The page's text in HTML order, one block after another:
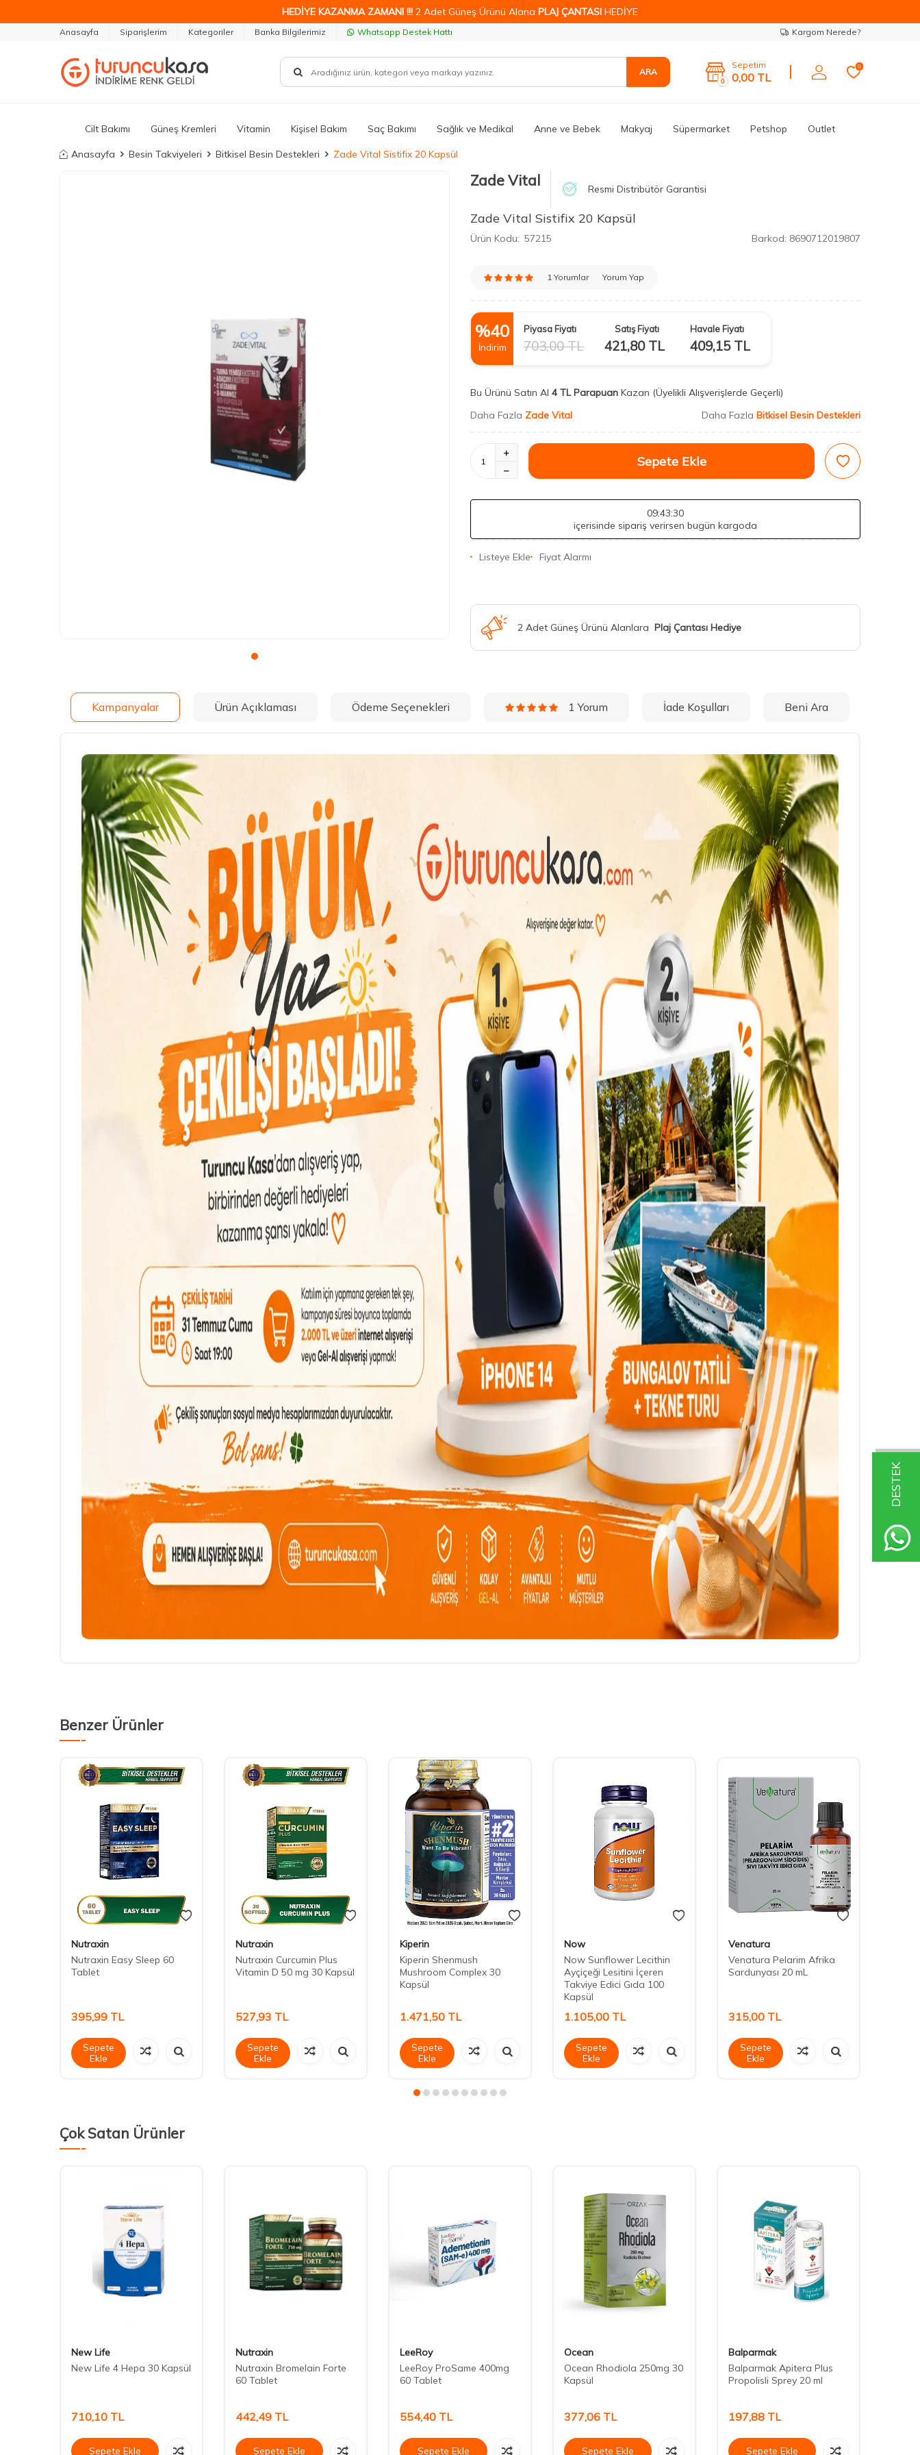
DESTEK
HEDİYE KAZANMA ZAMANI !!! 2 Adet Güneş Ürünü Alana PLAJ ÇANTASI HEDİYE
Anasayfa Siparişlerim Kategoriler Banka Bilgilerimiz Whatsapp Destek Hattı Kargom Nerede?
ARA
0
Sepetim
0,00 TL
0
Cilt Bakımı Güneş Kremleri Vitamin Kişisel Bakım Saç Bakımı Sağlık ve Medikal Anne ve Bebek Makyaj Süpermarket Petshop Outlet
Anasayfa Besin Takviyeleri Bitkisel Besin Destekleri Zade Vital Sistifix 20 Kapsül
Zade Vital Resmi Distribütör Garantisi
Zade Vital Sistifix 20 Kapsül
Ürün Kodu: 57215 Barkod: 8690712019807
1 Yorumlar Yorum Yap
%40
İndirim
Piyasa Fiyatı
703,00TL
Satış Fiyatı
421,80TL
Havale Fiyatı
409,15TL
Bu Ürünü Satın Al 4 TL Parapuan Kazan (Üyelikli Alışverişlerde Geçerli)
Daha Fazla Zade Vital Daha Fazla Bitkisel Besin Destekleri
Sepete Ekle
09:43:28
içerisinde sipariş verirsen bugün kargoda
Listeye Ekle Fiyat Alarmı
2 Adet Güneş Ürünü Alanlara Plaj Çantası Hediye
Kampanyalar Ürün Açıklaması Ödeme Seçenekleri 1 Yorum İade Koşulları Beni Ara
Benzer Ürünler
Nutraxin
Nutraxin Easy Sleep 60
Tablet
395,99 TL
Sepete
Ekle
Nutraxin
Nutraxin Curcumin Plus
Vitamin D 50 mg 30 Kapsül
527,93 TL
Sepete
Ekle
Kiperin
Kiperin Shenmush
Mushroom Complex 30
Kapsül
1.471,50 TL
Sepete
Ekle
Now
Now Sunflower Lecithin
Ayçiçeği Lesitini İçeren
Takviye Edici Gıda 100
Kapsül
1.105,00 TL
Sepete
Ekle
Venatura
Venatura Pelarim Afrika
Sardunyası 20 mL
315,00 TL
Sepete
Ekle
Çok Satan Ürünler
New Life
New Life 4 Hepa 30 Kapsül
710,10 TL
Sepete Ekle
Nutraxin
Nutraxin Bromelain Forte
60 Tablet
442,49 TL
Sepete Ekle
LeeRoy
LeeRoy ProSame 400mg
60 Tablet
554,40 TL
Sepete Ekle
Ocean
Ocean Rhodiola 250mg 30
Kapsül
377,06 TL
Sepete Ekle
Balparmak
Balparmak Apitera Plus
Propolisli Sprey 20 ml
197,88 TL
Sepete Ekle